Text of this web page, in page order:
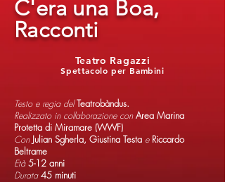
C'era una Boa,
Racconti
Spettacolo per Bambini
Teatro Ragazzi
Testo e regia delTeatrobàndus.
Realizzato in collaborazione conArea Marina
Protetta di Miramare (WWF)
ConJulian Sgherla, Giustina Testa eRiccardo
Beltrame
Età5-12 anni
Durata45 minuti